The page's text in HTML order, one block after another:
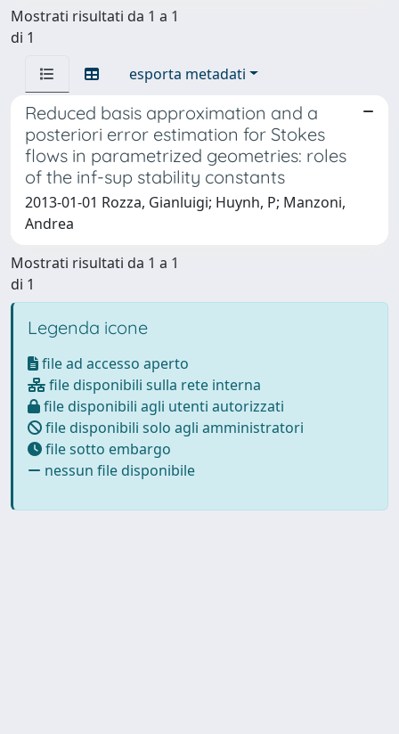
Mostrati risultati da 1 a 1
di 1
esporta metadati
Reduced basis approximation and a
posteriori error estimation for Stokes
flows in parametrized geometries: roles
of the inf-sup stability constants
2013-01-01 Rozza, Gianluigi; Huynh, P; Manzoni,
Andrea
Mostrati risultati da 1 a 1
di 1
Legenda icone
file ad accesso aperto
file disponibili sulla rete interna
file disponibili agli utenti autorizzati
file disponibili solo agli amministratori
file sotto embargo
nessun file disponibile